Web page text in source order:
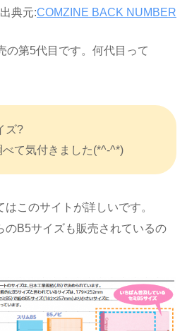
出典元:COMZINE BACK NUMBER
の第5代目です。何代目って
ズ?
べて気付きました(*^-^*)
はこのサイトが詳しいです。
のB5サイズも販売されているの